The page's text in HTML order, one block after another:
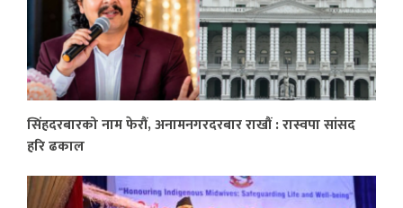
सिंहदरबारको नाम फेरौं, अनामनगरदरबार राखौं : रास्वपा सांसद
हरि ढकाल